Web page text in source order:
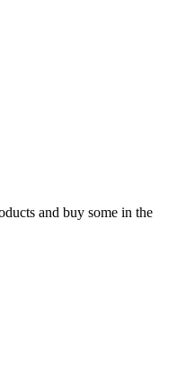
and buy some in the